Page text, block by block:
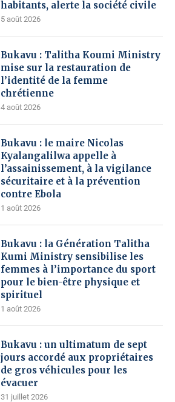
habitants, alerte la société civile
5 août 2026
Bukavu : Talitha Koumi Ministry
mise sur la restauration de
l’identité de la femme
chrétienne
4 août 2026
Bukavu : le maire Nicolas
Kyalangalilwa appelle à
l’assainissement, à la vigilance
sécuritaire et à la prévention
contre Ebola
1 août 2026
Bukavu : la Génération Talitha
Kumi Ministry sensibilise les
femmes à l’importance du sport
pour le bien-être physique et
spirituel
1 août 2026
Bukavu : un ultimatum de sept
jours accordé aux propriétaires
de gros véhicules pour les
évacuer
31 juillet 2026